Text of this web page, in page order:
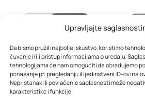
Upravljajte
Da bismo pružili najbolje iskustvo, koristimo
čuvanje i/ili pristup informacijama o uređaju.
tehnologijama će nam omogućiti da obrađujemo
ponašanje pri pregledanju ili jedinstveni ID-ovi na
Nepristanak ili povlačenje saglasnosti može
karakteristike i funkcije.